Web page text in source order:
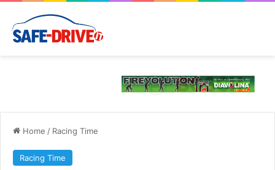
Home / Racing Time
Racing Time